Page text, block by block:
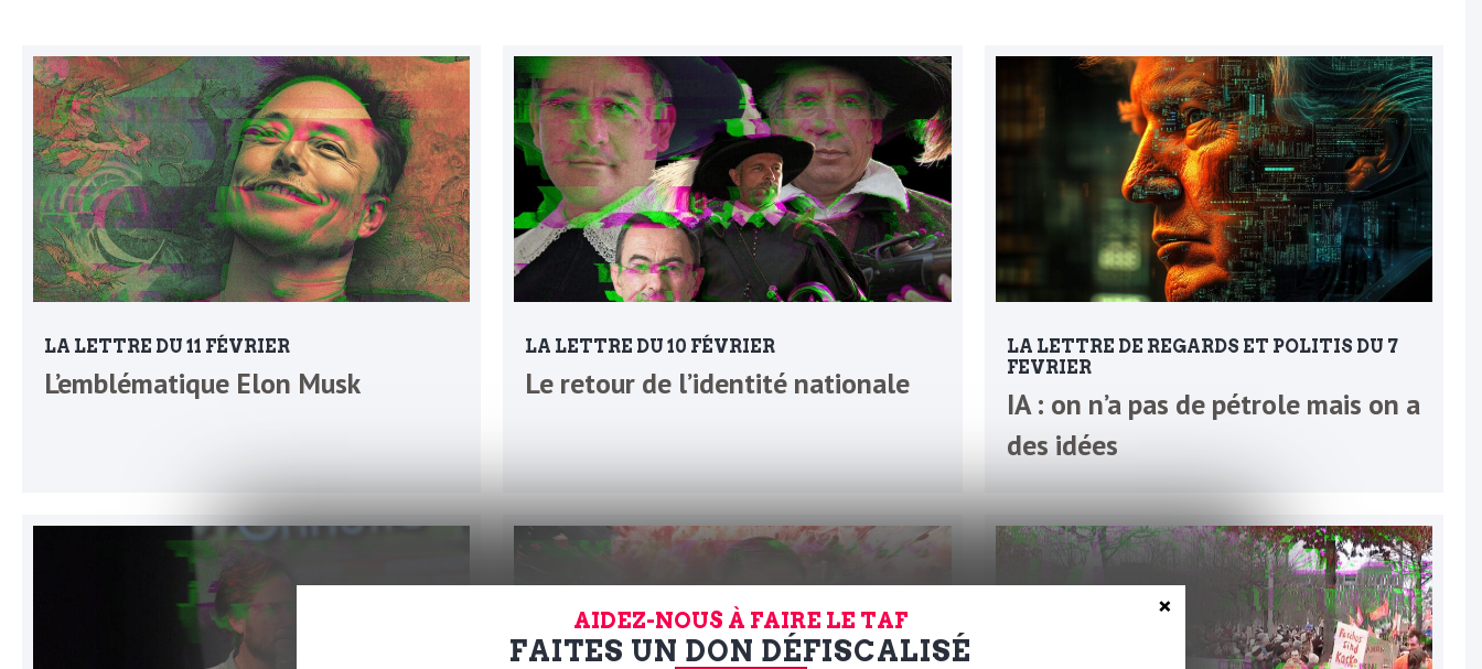
a
l
e
L
e
D
b
e
w
s
l
e
t
t
e
r
L
LA LETTRE DU 11 FÉVRIER
L’emblématique Elon Musk
LA LETTRE DU 10 FÉVRIER
Le retour de l’identité nationale
LA LETTRE DE REGARDS ET POLITIS DU 7
FEVRIER
IA : on n’a pas de pétrole mais on a
des idées
AIDEZ-NOUS À FAIRE LE TAF
FAITES UN DON DÉFISCALISÉ
×